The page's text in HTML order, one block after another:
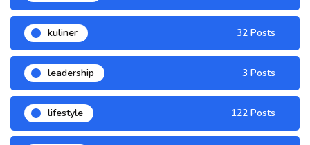
kuliner 32 Posts
leadership 3 Posts
lifestyle 122 Posts